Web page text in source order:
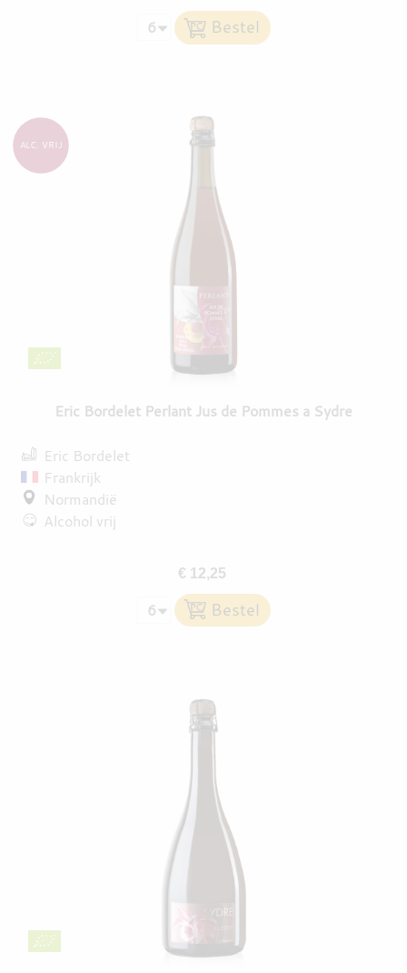
Eric Bordelet Perlant Jus de Pommes a Sydre
ALC. VRIJ
Eric Bordelet
Frankrijk
Normandië
Alcohol vrij
€ 12,25